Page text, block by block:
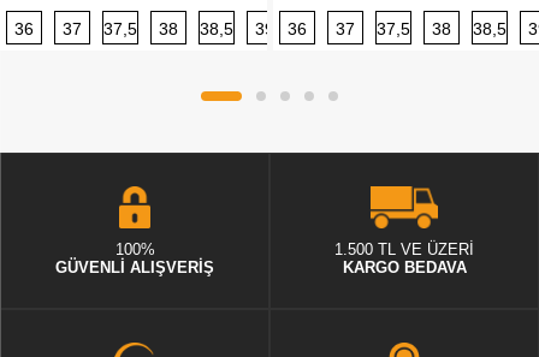
36 37 37,5 38 38,5 39 40 40,5 41 42 42,5
36 37 37,5 38 38,5
100%
GÜVENLİ ALIŞVERİŞ
1.500 TL VE ÜZERİ
KARGO BEDAVA